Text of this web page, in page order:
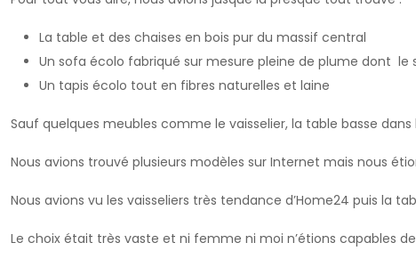
La table et des chaises en bois pur du massif central
Un sofa écolo fabriqué sur mesure pleine de plume dont le
Un tapis écolo tout en fibres naturelles et laine
Sauf quelques meubles comme le vaisselier, la table basse
Nous avions trouvé plusieurs modèles sur Internet mais nous
Nous avions vu les vaisseliers très tendance d’Home24 puis la
Le choix était très vaste et ni femme ni moi n’étions capables